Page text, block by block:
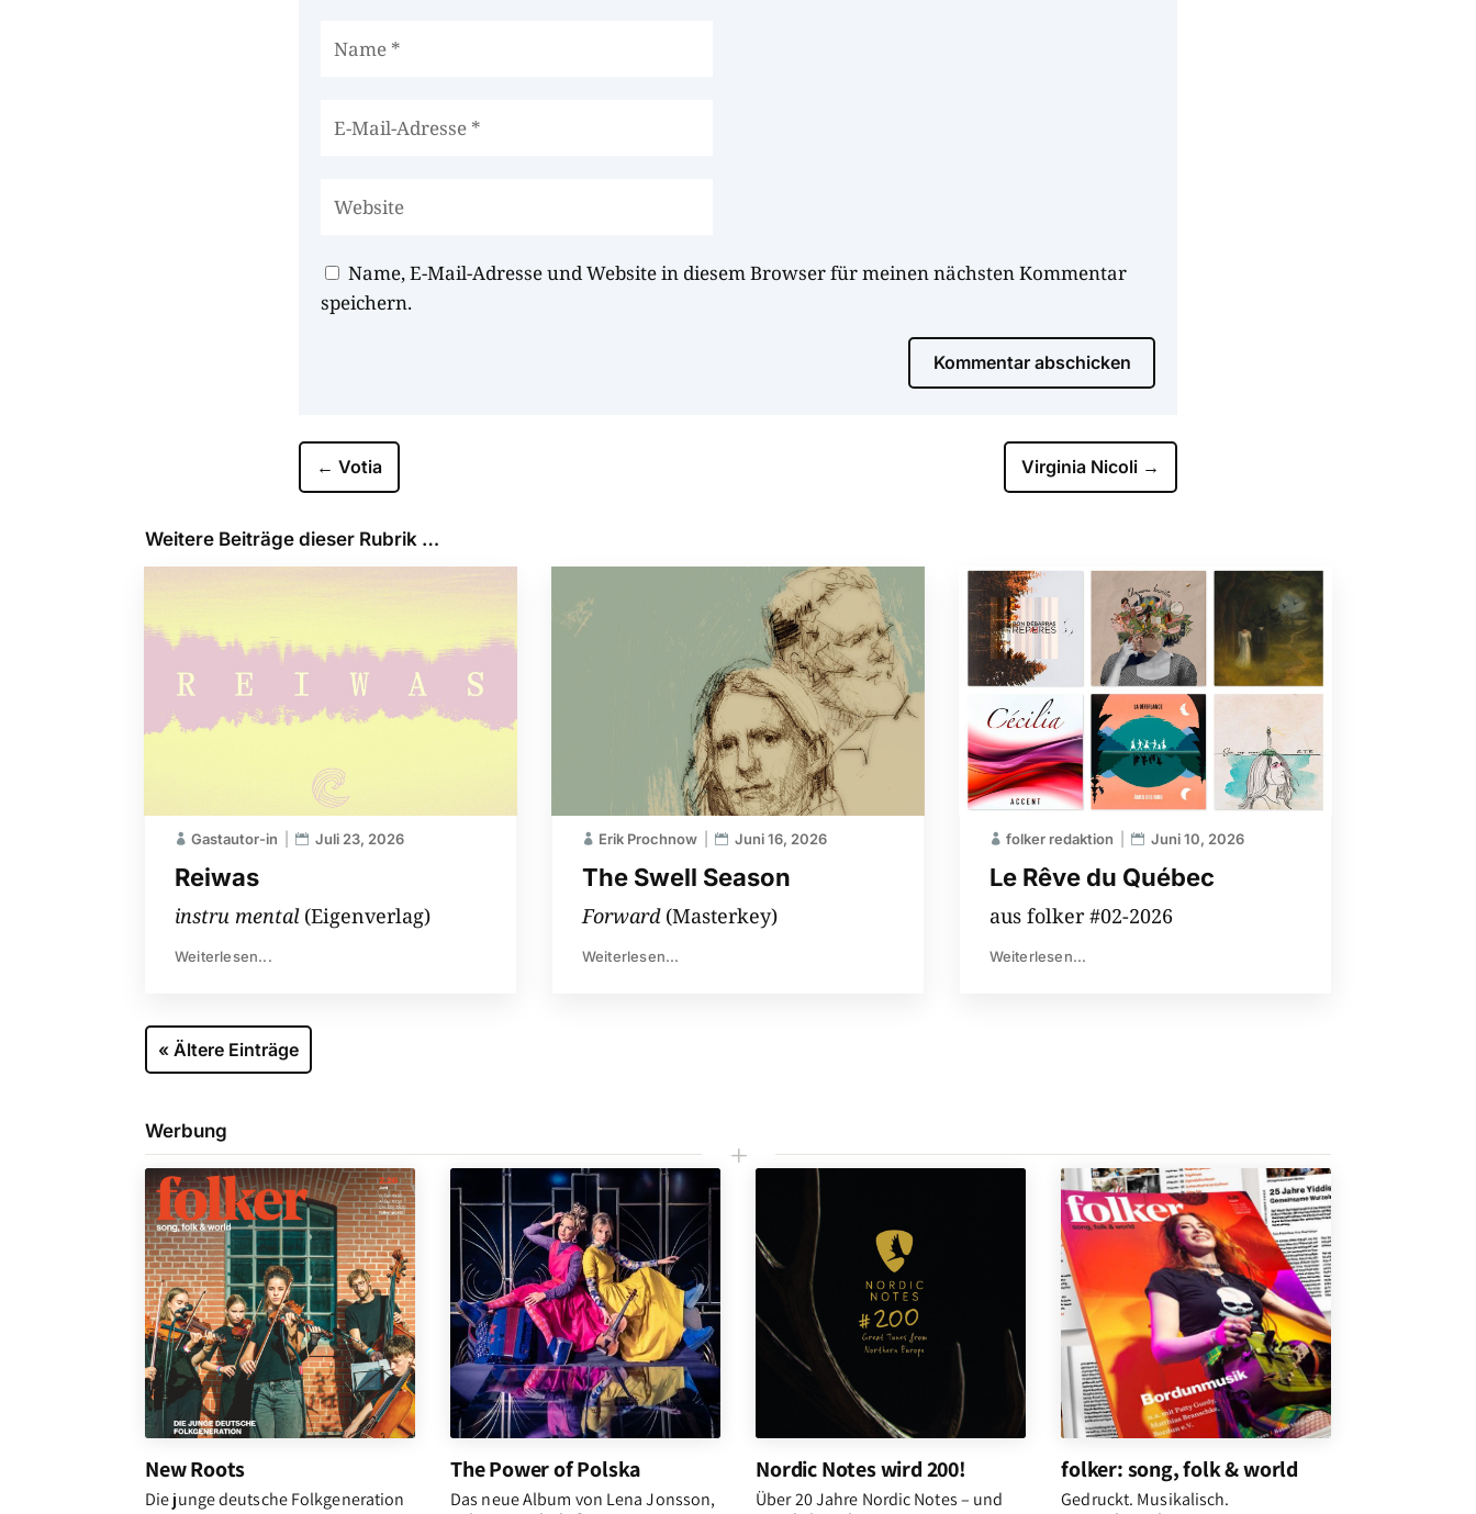
Name, E-Mail-Adresse und Website in diesem Browser für meinen nächsten Kommentar
speichern.
Kommentar abschicken
← Votia Virginia Nicoli →
Weitere Beiträge dieser Rubrik …
Reiwas
Gastautor-in Juli 23, 2026
instru mental(Eigenverlag)
Weiterlesen...
The Swell Season
Erik Prochnow Juni 16, 2026
Forward (Masterkey)
Weiterlesen...
Le Rêve du Québec
folker redaktion Juni 10, 2026
aus folker #02-2026
Weiterlesen...
« Ältere Einträge
Werbung
L
New Roots
Die junge deutsche Folkgeneration
The Power of Polska
Das neue Album von Lena Jonsson,
Nordic Notes wird 200!
Über 20 Jahre Nordic Notes – und
folker: song, folk & world
Gedruckt. Musikalisch.